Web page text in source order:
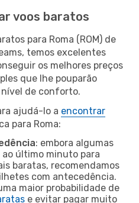
voos baratos
para Roma (ROM) de
temos excelentes
os melhores preços
que lhe pouparão
de conforto.
ajudá-lo a encontrar
para Roma:
: embora algumas
ao último minuto para
baratas, recomendamos
com antecedência.
maior probabilidade de
e evitar pagar muito